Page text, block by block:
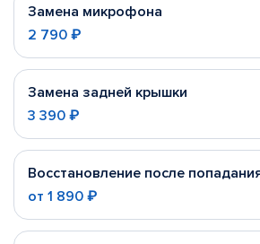
Замена микрофона
2 790 ₽
Замена задней крышки
3 390 ₽
Восстановление после
от 1 890 ₽